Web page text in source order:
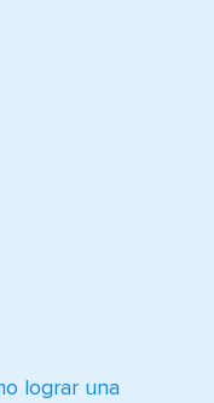
lograr una